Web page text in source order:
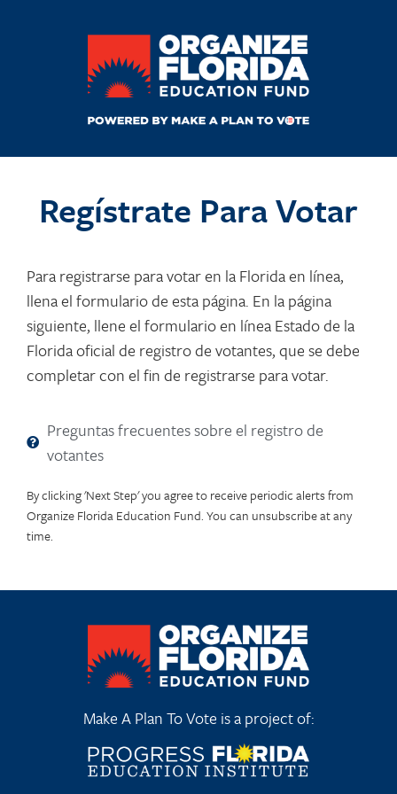
Regístrate Para Votar
Para registrarse para votar en la Florida en línea,
llena el formulario de esta página. En la página
siguiente, llene el formulario en línea Estado de la
Florida oficial de registro de votantes, que se debe
completar con el fin de registrarse para votar.
Preguntas frecuentes sobre el registro de
votantes
By clicking 'Next Step' you agree to receive periodic alerts from
Organize Florida Education Fund. You can unsubscribe at any
time.
Make A Plan To Vote is a project of: